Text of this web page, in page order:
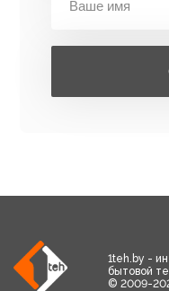
1teh.by -
бытовой
© 2009-